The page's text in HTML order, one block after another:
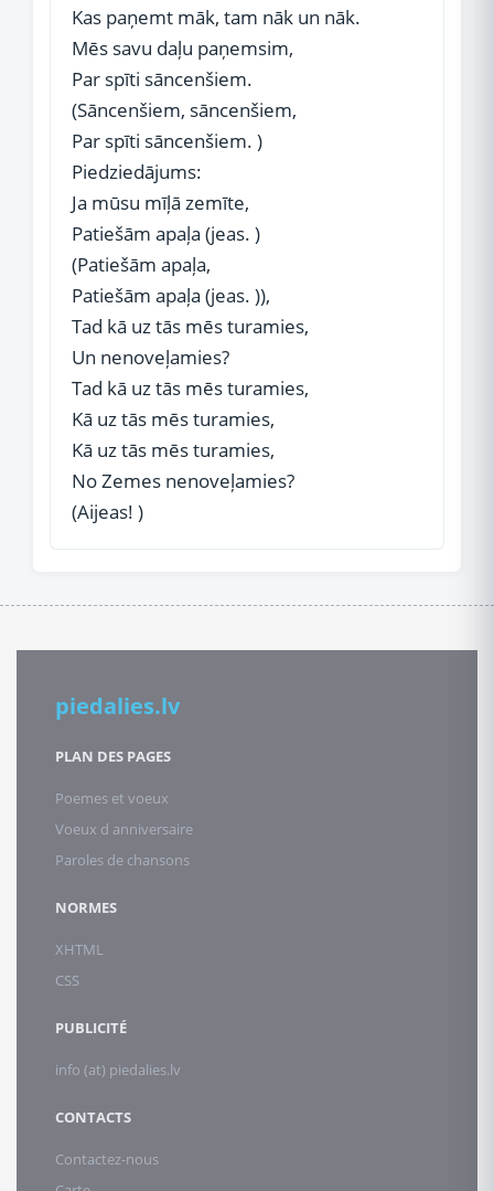
Kas paņemt māk, tam nāk un nāk.
Mēs savu daļu paņemsim,
Par spīti sāncenšiem.
(Sāncenšiem, sāncenšiem,
Par spīti sāncenšiem. )
Piedziedājums:
Ja mūsu mīļā zemīte,
Patiešām apaļa (jeas. )
(Patiešām apaļa,
Patiešām apaļa (jeas. )),
Tad kā uz tās mēs turamies,
Un nenoveļamies?
Tad kā uz tās mēs turamies,
Kā uz tās mēs turamies,
Kā uz tās mēs turamies,
No Zemes nenoveļamies?
(Aijeas! )
piedalies.lv
PLAN DES PAGES
Poemes et voeux
Voeux d anniversaire
Paroles de chansons
NORMES
XHTML
CSS
PUBLICITÉ
info (at) piedalies.lv
CONTACTS
Contactez-nous